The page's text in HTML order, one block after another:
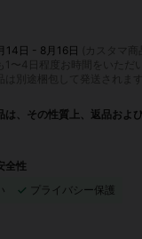
14日 - 8月16日
(カスタマ
1〜4日程度お時間をいただ
は別途梱包して発送されま
は、その性質上、返品およ
全性
プライバシー保護